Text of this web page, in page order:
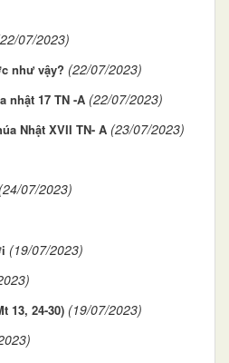
07/2023)
như vậy? (22/07/2023)
nhật 17 TN -A (22/07/2023)
Nhật XVII TN- A (23/07/2023)
(24/07/2023)
(19/07/2023)
13, 24-30) (19/07/2023)